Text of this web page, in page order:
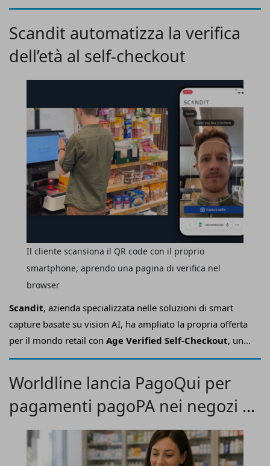
annunciando unanuova integrazione con Yodeck,
contenuti digitali, che introduce funzionalità avanzate di
gestione remota sicuradei display professionali
l’hardware sia i contenuti attraverso un’unica interfaccia
cloud.
Scandit automatizza la verifica
dell’età al self-checkout
Scandit, azienda specializzata nelle soluzioni di smart
capture basate su vision AI, ha ampliato la propria offerta
per il mondo retail con Age Verified Self-Checkout, una
nuova soluzione che consente ai retailer diautomatizzare
alle casse self-service , riducendo le code, limitando il
numero di interventi da parte del personale e migliorando
Il cliente scansiona il QR code con il proprio
smartphone, aprendo una pagina di verifica nel
browser
Worldline lancia PagoQui per
pagamenti pagoPA nei negozi di
prossimità